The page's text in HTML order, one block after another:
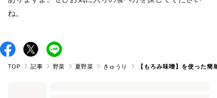
ね。
TOP 記事 野菜 夏野菜 きゅうり 【もろみ味噌】を使った簡